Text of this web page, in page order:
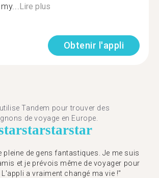
Lire plus
Obtenir l'appli
utilise Tandem pour trouver des
de voyage en Europe.
starstarstar
pleine de gens fantastiques. Je me suis
et je prévois même de voyager pour
L'appli a vraiment changé ma vie !"